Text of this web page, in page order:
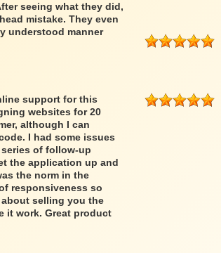
seeing what they did,
mistake. They even
understood manner
support for this
websites for 20
although I can
I had some issues
of follow-up
the application up and
the norm in the
responsiveness so
selling you the
it work. Great product